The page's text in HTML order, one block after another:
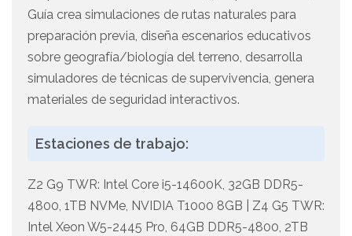
Guía crea simulaciones de rutas naturales para
preparación previa, diseña escenarios educativos
sobre geografía/biología del terreno, desarrolla
simuladores de técnicas de supervivencia, genera
materiales de seguridad interactivos.
Estaciones de trabajo:
Z2 G9 TWR: Intel Core i5-14600K, 32GB DDR5-
4800, 1TB NVMe, NVIDIA T1000 8GB | Z4 G5 TWR:
Intel Xeon W5-2445 Pro, 64GB DDR5-4800, 2TB